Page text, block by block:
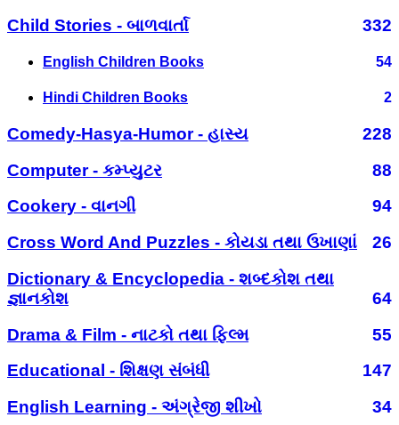
Child Stories - બાળવાર્તા
332
English Children Books 54
Hindi Children Books 2
Comedy-Hasya-Humor - હાસ્ય
228
Computer - કમ્પ્યુટર
88
Cookery - વાનગી
94
Cross Word And Puzzles - કોયડા તથા ઉખાણાં
26
Dictionary & Encyclopedia - શબ્દકોશ તથા
જ્ઞાનકોશ
64
Drama & Film - નાટકો તથા ફિલ્મ
55
Educational - શિક્ષણ સંબંધી
147
English Learning - અંગ્રેજી શીખો
34